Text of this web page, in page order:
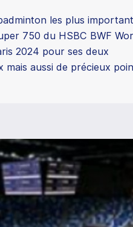
les plus
750 du HSBC BWF
2024 pour ses deux
mais aussi de précieux